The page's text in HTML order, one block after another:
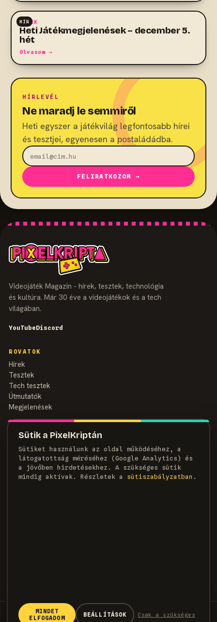
Sütik a PixelKriptán
Sütiket használunk az oldal működéséhez, a
látogatottság méréséhez (Google Analytics) és
a jövőben hirdetésekhez. A szükséges sütik
mindig aktívak. Részletek a
süti­szabályzatban .
MINDET
ELFOGADOM
BEÁLLÍTÁSOK Csak a szükséges
HÍR
HÍREK
Heti Játékmegjelenések – december 5.
hét
Olvasom →
HÍRLEVÉL
Ne maradj le semmiről
Heti egyszer a játékvilág legfontosabb hírei
és tesztjei, egyenesen a postaládádba.
FELIRATKOZOM →
Három éven belül már
streamelve játsszuk a
játékainkat, mondja a Take-Two
Strauss Zelnick szerint három éven belül már
Videojáték Magazin - hírek, tesztek, technológia
és kultúra. Már 30 éve a videojátékok és a tech
világában.
YouTubeDiscord
ROVATOK
Hírek
Tesztek
Tech tesztek
Útmutatók
Megjelenések
MAGAZIN
Szerzők
Médiaajánlat
Kapcsolat
© 2026 PixelKripta · Minden jog fenntartva